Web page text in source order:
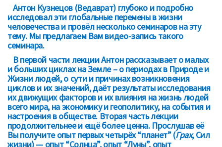
Антон Кузнецов (Ведаврат) глубоко и подробно
исследовал эти глобальные перемены в жизни
человечества и провёл несколько семинаров на эту
тему. Мы предлагаем Вам видео-запись такого
семинара.
В первой части лекции Антон рассказывает о малых
и больших циклах на Земле – о периодах в Природе и
Жизни людей, о сути и причинах возникновения
циклов и их значений, даёт результаты исследования
их движущих факторов и их влияния на жизнь людей
всего мира, на экономику и геополитику, на события и
настроения в обществе. Вторая часть лекции
продолжительнее и ещё более ценна. Прослушав её
Вы получите опыт первых четырёх “планет” (Грах, Сил
жизни) — опыт “Солнца”, опыт “Луны”, опыт